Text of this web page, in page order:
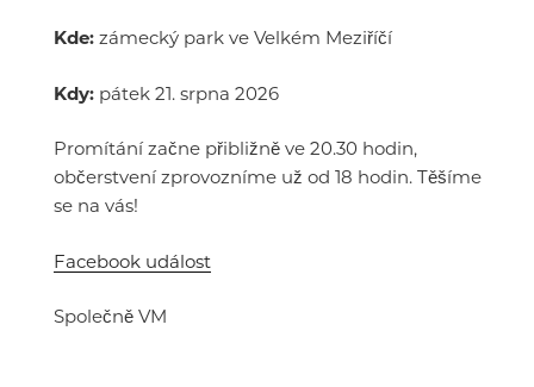
Kde: zámecký park ve Velkém Meziříčí
Kdy: pátek 21. srpna 2026
Promítání začne přibližně ve 20.30 hodin,
občerstvení zprovozníme už od 18 hodin. Těšíme
se na vás!
Facebook událost
Společně VM